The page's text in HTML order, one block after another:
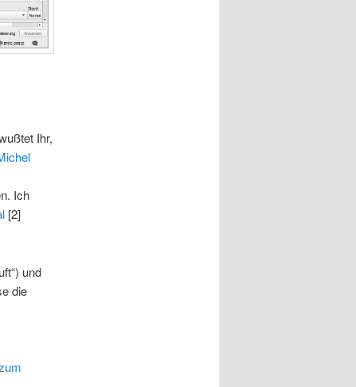
Ihr,
Ich
[2]
und
die